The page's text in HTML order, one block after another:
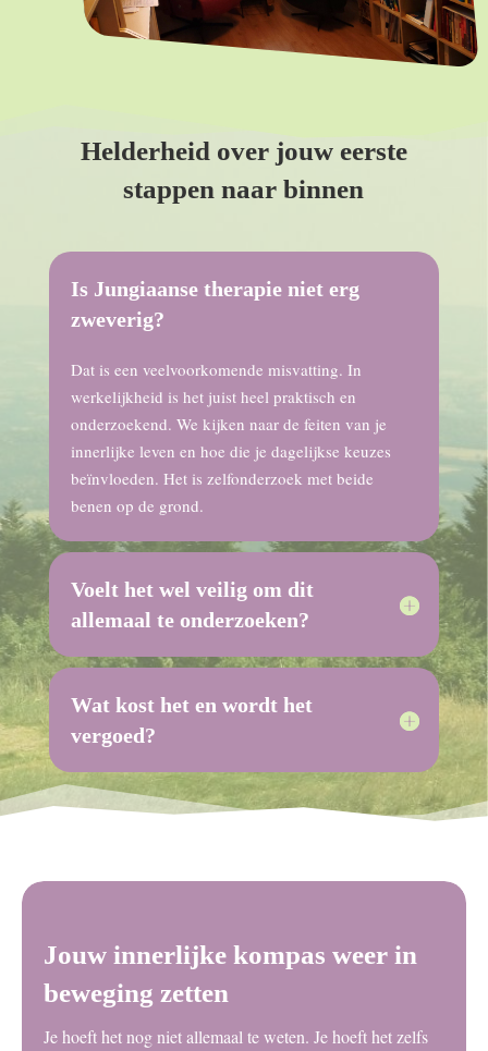
Helderheid over jouw eerste
stappen naar binnen
Is Jungiaanse therapie niet erg
zweverig?
Dat is een veelvoorkomende misvatting. In
werkelijkheid is het juist heel praktisch en
onderzoekend. We kijken naar de feiten van je
innerlijke leven en hoe die je dagelijkse keuzes
beïnvloeden. Het is zelfonderzoek met beide
benen op de grond.
Voelt het wel veilig om dit
allemaal te onderzoeken?
Wat kost het en wordt het
vergoed?
Jouw innerlijke kompas weer in
beweging zetten
Je hoeft het nog niet allemaal te weten. Je hoeft het zelfs